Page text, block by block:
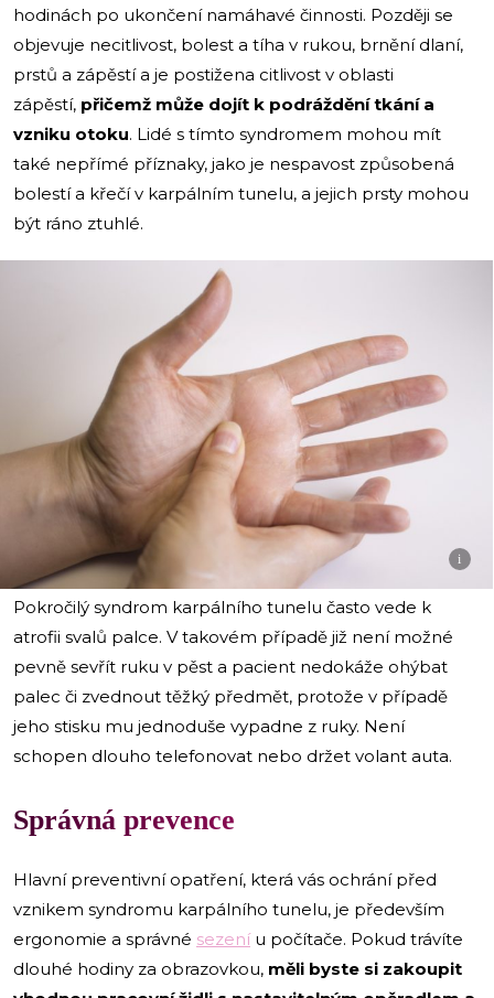
hodinách po ukončení namáhavé činnosti. Později se
objevuje necitlivost, bolest a tíha v rukou, brnění dlaní,
prstů a zápěstí a je postižena citlivost v oblasti
zápěstí, přičemž může dojít k podráždění tkání a
vzniku otoku. Lidé s tímto syndromem mohou mít
také nepřímé příznaky, jako je nespavost způsobená
bolestí a křečí v karpálním tunelu, a jejich prsty mohou
být ráno ztuhlé.
i
Pokročilý syndrom karpálního tunelu často vede k
atrofii svalů palce. V takovém případě již není možné
pevně sevřít ruku v pěst a pacient nedokáže ohýbat
palec či zvednout těžký předmět, protože v případě
jeho stisku mu jednoduše vypadne z ruky. Není
schopen dlouho telefonovat nebo držet volant auta.
Správná prevence
Hlavní preventivní opatření, která vás ochrání před
vznikem syndromu karpálního tunelu, je především
ergonomie a správné sezeníu počítače. Pokud trávíte
dlouhé hodiny za obrazovkou, měli byste si zakoupit